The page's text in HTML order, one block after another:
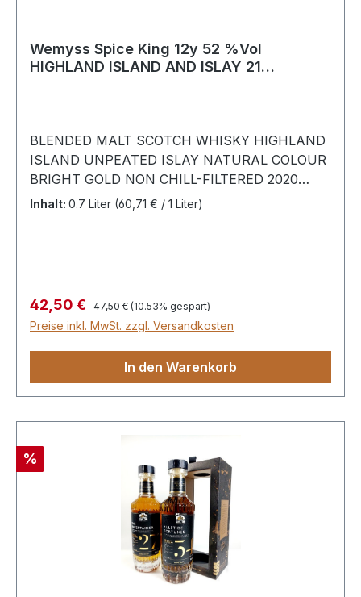
Wemyss Spice King 12y 52 %Vol
HIGHLAND ISLAND AND ISLAY 21
BLENDED MALT SCOTCH WHISKY HIGHLAND
ISLAND UNPEATED ISLAY NATURAL COLOUR
BRIGHT GOLD NON CHILL-FILTERED 2020
52.0% 5,000 BOTTLES SPICY WITH CITRUS
Inhalt: 0.7 Liter (60,71 € / 1 Liter)
Verkaufspreis:
42,50 € Regulärer Preis:
47,50 € (10.53% gespart)
Preise inkl. MwSt. zzgl. Versandkosten
In den Warenkorb
Rabatt
%